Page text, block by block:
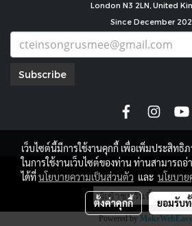
London N3 2LN, United
Since December
Subscribe
copyright by
ผู้เข้าชมวันนี้
Powered by
เว็บไซต์นี้มีการใช้งานคุกกี้ เพื่อเพิ่มประสิท
ในการใช้งานเว็บไซต์ของท่าน ท่านสามารถอ่
ได้ที่นโยบายความเป็นส่วนตัว และ นโยบาย
ตั้งค่าคุกกี้ ยอมรับ